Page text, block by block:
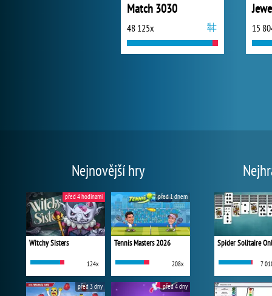
Match 3030
48 125x 15
Nejnovější hry
Witchy Sisters
124x
před 4 hodinami
Tennis Masters 2026
208x
před 1 dnem
před 3 dny před 4 dny
Spider Solitaire
7